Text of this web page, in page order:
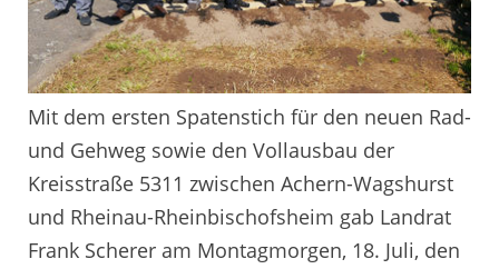
Mit dem ersten Spatenstich für den neuen Rad-
und Gehweg sowie den Vollausbau der
Kreisstraße 5311 zwischen Achern-Wagshurst
und Rheinau-Rheinbischofsheim gab Landrat
Frank Scherer am Montagmorgen, 18. Juli, den